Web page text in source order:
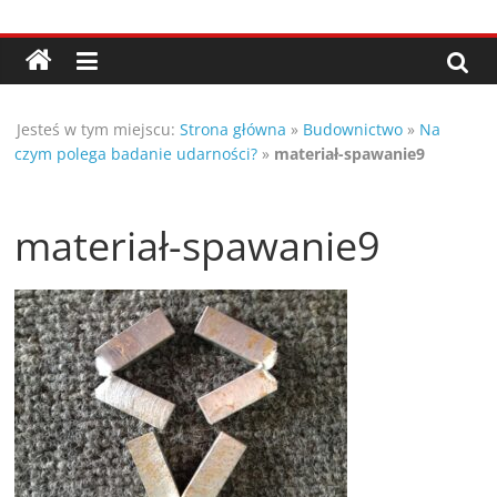
do
treści
Porady,
wskazówki
oraz
ciekawe
rady
–
poznaj
te
Jesteś w tym miejscu: Strona główna » Budownictwo » Na
czym polega badanie udarności? » materiał-spawanie9
materiał-spawanie9